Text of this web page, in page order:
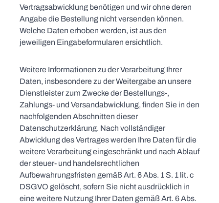
Vertragsabwicklung benötigen und wir ohne deren
Angabe die Bestellung nicht versenden können.
Welche Daten erhoben werden, ist aus den
jeweiligen Eingabeformularen ersichtlich.
Weitere Informationen zu der Verarbeitung Ihrer
Daten, insbesondere zu der Weitergabe an unsere
Dienstleister zum Zwecke der Bestellungs-,
Zahlungs- und Versandabwicklung, finden Sie in den
nachfolgenden Abschnitten dieser
Datenschutzerklärung. Nach vollständiger
Abwicklung des Vertrages werden Ihre Daten für die
weitere Verarbeitung eingeschränkt und nach Ablauf
der steuer- und handelsrechtlichen
Aufbewahrungsfristen gemäß Art. 6 Abs. 1 S. 1 lit. c
DSGVO gelöscht, sofern Sie nicht ausdrücklich in
eine weitere Nutzung Ihrer Daten gemäß Art. 6 Abs.